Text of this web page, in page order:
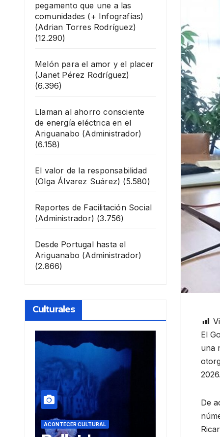
pegamento que une a las
comunidades (+ Infografías)
(Adrian Torres Rodríguez)
(12.290)
Melón para el amor y el placer
(Janet Pérez Rodríguez)
(6.396)
Llaman al ahorro consciente
de energía eléctrica en el
Ariguanabo (Administrador)
(6.158)
El valor de la responsabilidad
(Olga Álvarez Suárez) (5.580)
Reportes de Facilitación Social
(Administrador) (3.756)
Desde Portugal hasta el
Ariguanabo (Administrador)
(2.866)
Culturales
ACONTECER CULTURAL
El
una
2026.
De